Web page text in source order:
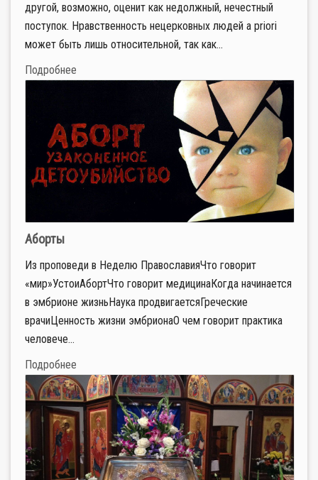
другой, возможно, оценит как недолжный, нечестный
поступок. Нравственность нецерковных людей a priori
может быть лишь относительной, так как...
Подробнее
Аборты
Из проповеди в Неделю ПравославияЧто говорит
«мир»УстоиАбортЧто говорит медицинаКогда начинается
в эмбрионе жизньНаука продвигаетсяГреческие
врачиЦенность жизни эмбрионаО чем говорит практика
человече...
Подробнее